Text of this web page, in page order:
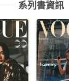
系列書資訊